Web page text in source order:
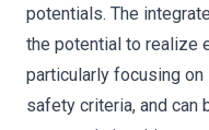
potentials. The
the potential to realize
particularly focusing
safety criteria, and can